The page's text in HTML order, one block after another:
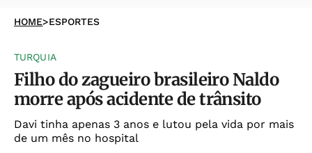
HOME>ESPORTES
TURQUIA
Filho do zagueiro brasileiro Naldo
morre após acidente de trânsito
Davi tinha apenas 3 anos e lutou pela vida por mais
de um mês no hospital